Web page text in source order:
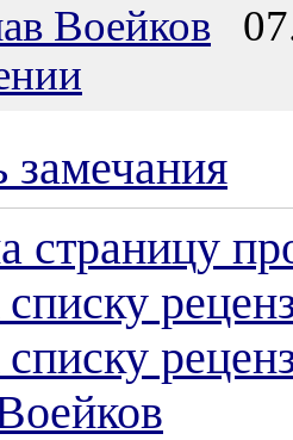
Воейков
замечания
страницу